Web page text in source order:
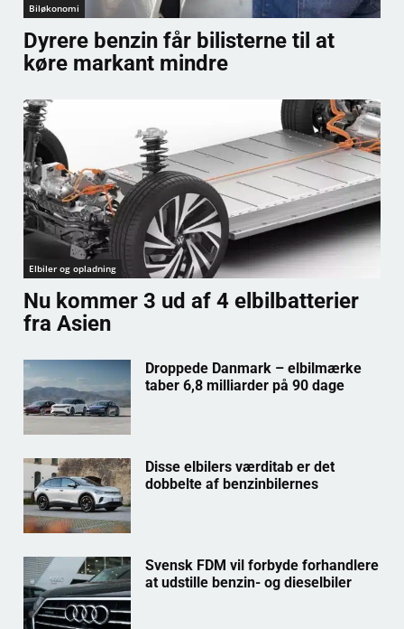
Biløkonomi
Dyrere benzin får bilisterne til at
køre markant mindre
Elbiler og opladning
Nu kommer 3 ud af 4 elbilbatterier
fra Asien
Droppede Danmark – elbilmærke
taber 6,8 milliarder på 90 dage
Disse elbilers værditab er det
dobbelte af benzinbilernes
Svensk FDM vil forbyde forhandlere
at udstille benzin- og dieselbiler